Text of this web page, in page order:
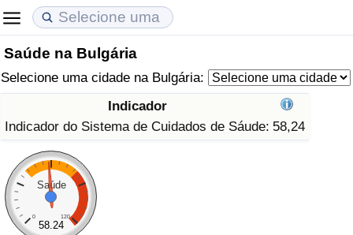
Saúde na Bulgária
Selecione uma cidade na Bulgária:
Indicador
Indicador do Sistema de Cuidados de Sáude: 58,24
Saúde
0 120
58.24
Custo de Vida
Indicador de Custo de Vida (Atual)
Indicador de Custo de Vida
Indicador de Custo de Vida Por País
em Aqaba
Preços de Imóveis
Indicador de Preços de Imóveis (Atual)
Indicador de Preços de Imóveis
Indicador de Preços de Imóveis por País
Qualidade de Vida
Indicador de Qualidade de Vida
Indicador de Qualidade de Vida (Atual)
Índice de qualidade de vida por país
Crime